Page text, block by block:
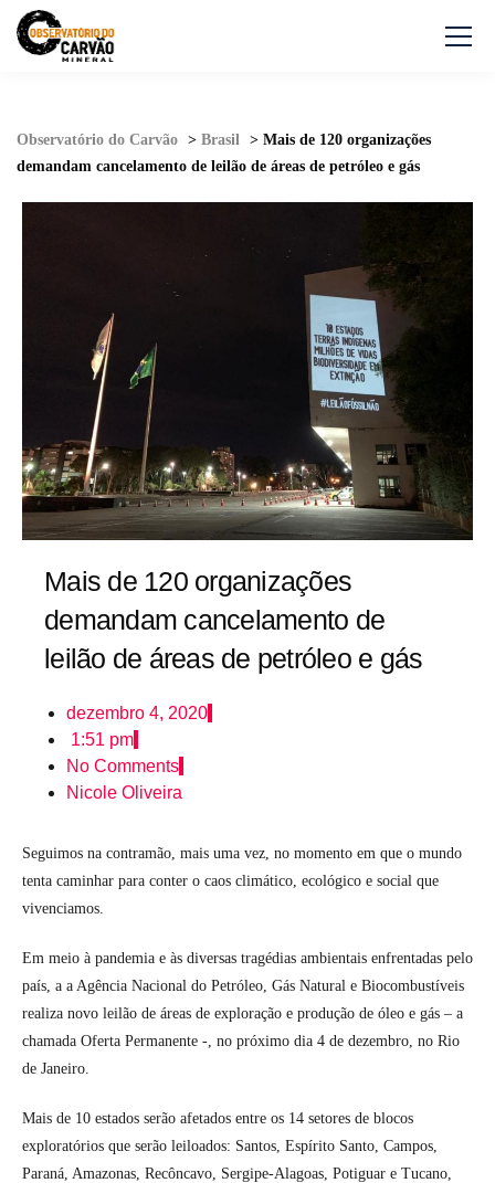
Observatório do Carvão > Brasil > Mais de 120 organizações
demandam cancelamento de leilão de áreas de petróleo e gás
Mais de 120 organizações
demandam cancelamento de
leilão de áreas de petróleo e gás
dezembro 4, 2020
1:51 pm
No Comments
Nicole Oliveira
Seguimos na contramão, mais uma vez, no momento em que o mundo
tenta caminhar para conter o caos climático, ecológico e social que
vivenciamos.
Em meio à pandemia e às diversas tragédias ambientais enfrentadas pelo
país, a a Agência Nacional do Petróleo, Gás Natural e Biocombustíveis
realiza novo leilão de áreas de exploração e produção de óleo e gás – a
chamada Oferta Permanente -, no próximo dia 4 de dezembro, no Rio
de Janeiro.
Mais de 10 estados serão afetados entre os 14 setores de blocos
exploratórios que serão leiloados: Santos, Espírito Santo, Campos,
Paraná, Amazonas, Recôncavo, Sergipe-Alagoas, Potiguar e Tucano,